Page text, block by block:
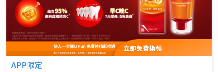
APP限定